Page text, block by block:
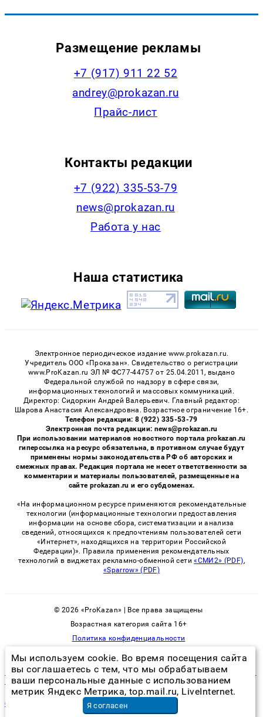
Размещение рекламы
+7 (917) 911 22 52
andrey@prokazan.ru
Прайс-лист
Контакты редакции
+7 (922) 335-53-79
news@prokazan.ru
Работа у нас
Наша статистика
Электронное периодическое издание www.prokazan.ru.
Учредитель ООО «Проказан». Cвидетельство о регистрации
www.ProKazan.ru ЭЛ № ФС77-44757 от 25.04.2011, выдано
Федеральной службой по надзору в сфере связи,
информационных технологий и массовых коммуникаций.
Директор: Сидоркин Андрей Валерьевич. Главный редактор:
Шарова Анастасия Александровна. Возрастное ограничение 16+.
Телефон редакции: 8 (922) 335-53-79
Электронная почта редакции: news@prokazan.ru
При использовании материалов новостного портала prokazan.ru
гиперссылка на ресурс обязательна, в противном случае будут
применены нормы законодательства РФ об авторских и
смежных правах. Редакция портала не несет ответственности за
комментарии и материалы пользователей, размещенные на
сайте prokazan.ru и его субдоменах.
«На информационном ресурсе применяются рекомендательные
технологии (информационные технологии предоставления
информации на основе сбора, систематизации и анализа
сведений, относящихся к предпочтениям пользователей сети
«Интернет», находящихся на территории Российской
Федерации)». Правила применения рекомендательных
технологий в виджетах рекламно-обменной сети«СМИ2» (PDF),
«Sparrow» (PDF)
© 2026 «ProKazan» | Все права защищены
Возрастная категория сайта 16+
Политика конфиденциальности
избавление от плесени и грибка в квартире с помощью перекиси
водорода
бразильский португальский язык
Мы используем cookie. Во время посещения сайта
вы соглашаетесь с тем, что мы обрабатываем
ваши персональные данные с использованием
метрик Яндекс Метрика, top.mail.ru, LiveInternet.
Я согласен